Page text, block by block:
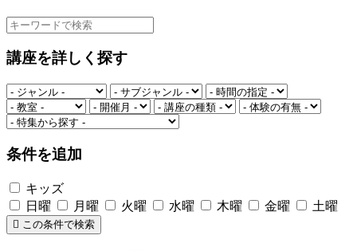
講座を詳しく探す
条件を追加
キッズ
日曜
月曜 火曜 水曜 木曜 金曜 土曜
この条件で検索